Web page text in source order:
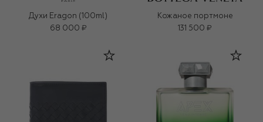
Духи Eragon (100ml)
68 000 ₽
Кожаное портмоне
131 500 ₽